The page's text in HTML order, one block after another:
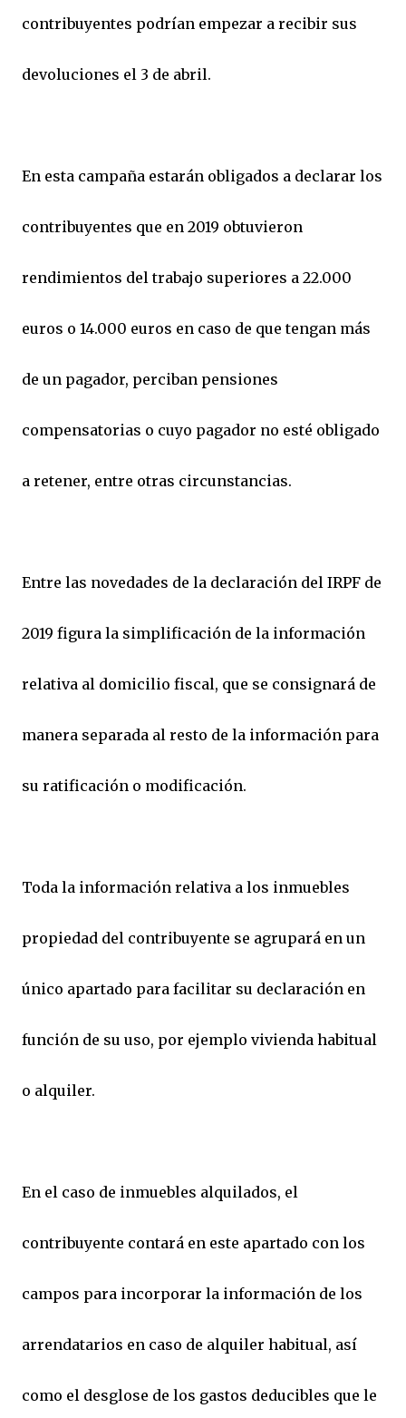
contribuyentes podrían empezar a recibir sus
devoluciones el 3 de abril.
En esta campaña estarán obligados a declarar los
contribuyentes que en 2019 obtuvieron
rendimientos del trabajo superiores a 22.000
euros o 14.000 euros en caso de que tengan más
de un pagador, perciban pensiones
compensatorias o cuyo pagador no esté obligado
a retener, entre otras circunstancias.
Entre las novedades de la declaración del IRPF de
2019 figura la simplificación de la información
relativa al domicilio fiscal, que se consignará de
manera separada al resto de la información para
su ratificación o modificación.
Toda la información relativa a los inmuebles
propiedad del contribuyente se agrupará en un
único apartado para facilitar su declaración en
función de su uso, por ejemplo vivienda habitual
o alquiler.
En el caso de inmuebles alquilados, el
contribuyente contará en este apartado con los
campos para incorporar la información de los
arrendatarios en caso de alquiler habitual, así
como el desglose de los gastos deducibles que le